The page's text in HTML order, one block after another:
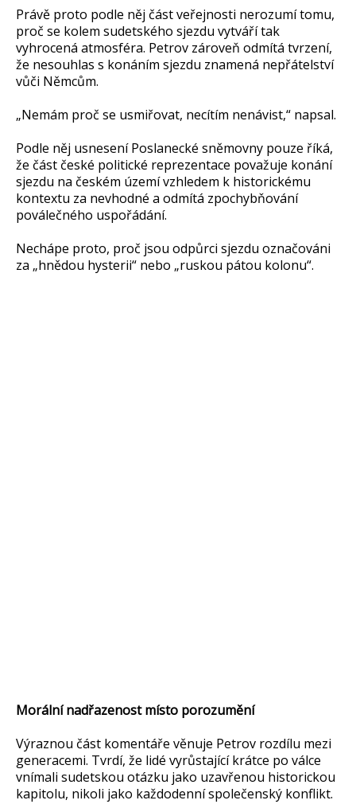
Právě proto podle něj část veřejnosti nerozumí tomu,
proč se kolem sudetského sjezdu vytváří tak
vyhrocená atmosféra. Petrov zároveň odmítá tvrzení,
že nesouhlas s konáním sjezdu znamená nepřátelství
vůči Němcům.
„Nemám proč se usmiřovat, necítím nenávist,“ napsal.
Podle něj usnesení Poslanecké sněmovny pouze říká,
že část české politické reprezentace považuje konání
sjezdu na českém území vzhledem k historickému
kontextu za nevhodné a odmítá zpochybňování
poválečného uspořádání.
Nechápe proto, proč jsou odpůrci sjezdu označováni
za „hnědou hysterii“ nebo „ruskou pátou kolonu“.
Morální nadřazenost místo porozumění
Výraznou část komentáře věnuje Petrov rozdílu mezi
generacemi. Tvrdí, že lidé vyrůstající krátce po válce
vnímali sudetskou otázku jako uzavřenou historickou
kapitolu, nikoli jako každodenní společenský konflikt.